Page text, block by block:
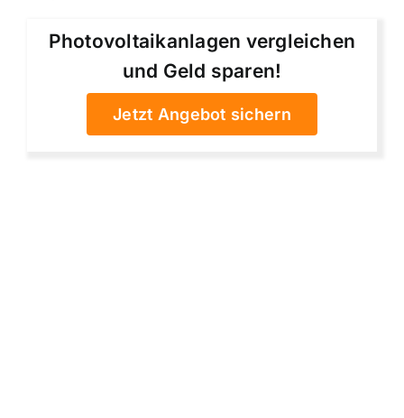
Photovoltaikanlagen vergleichen
und Geld sparen!
Jetzt Angebot sichern